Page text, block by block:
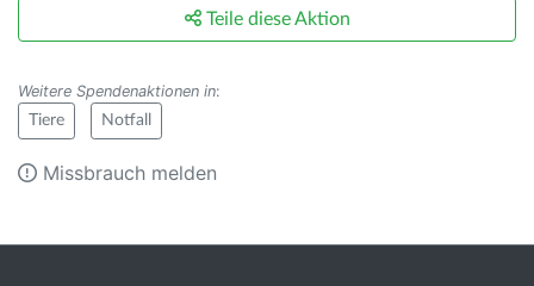
Teile diese Aktion
Weitere Spendenaktionen in:
Tiere Notfall
Missbrauch melden